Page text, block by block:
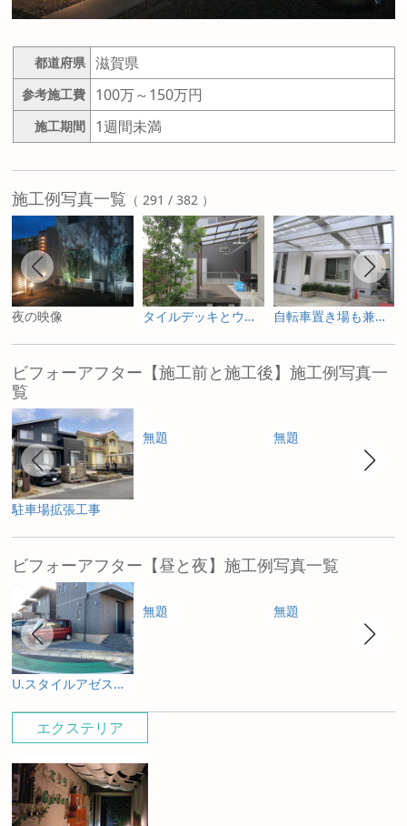
エクステリア
都道府県 滋賀県
参考施工費 100万～150万円
施工期間 1週間未満
施工例写真一覧 （ 291 / 382 ）
夜の映像 タイルデッキとウッドデッキで二つの楽しみ 自転車置き場も兼ねたカーポート
ビフォーアフター【施工前と施工後】施工例写真一
覧
駐車場拡張工事
無題 無題
ビフォーアフター【昼と夜】施工例写真一覧
U.スタイルアゼスト プレミアムタイプ
無題 無題